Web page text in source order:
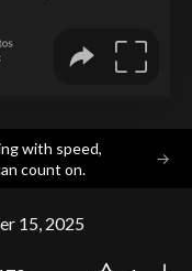
with speed,
count on.
→
15, 2025